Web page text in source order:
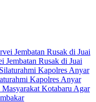
Jembatan Rusak di Juai
Kapolres Anyar